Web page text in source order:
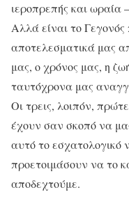
ιεροπρεπής και ωραία
Αλλά είναι το
αποτελεσματικά μας
μας, ο χρόνος μας, η
ταυτόχρονα μας
Οι τρεις, λοιπόν,
έχουν σαν σκοπό να
αυτό το
προετοιμάσουν να το
αποδεχτούμε.